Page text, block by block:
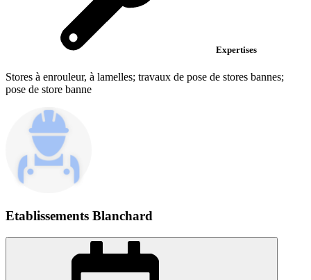
Expertises
Stores à enrouleur, à lamelles; travaux de pose de stores bannes;
pose de store banne
Etablissements Blanchard